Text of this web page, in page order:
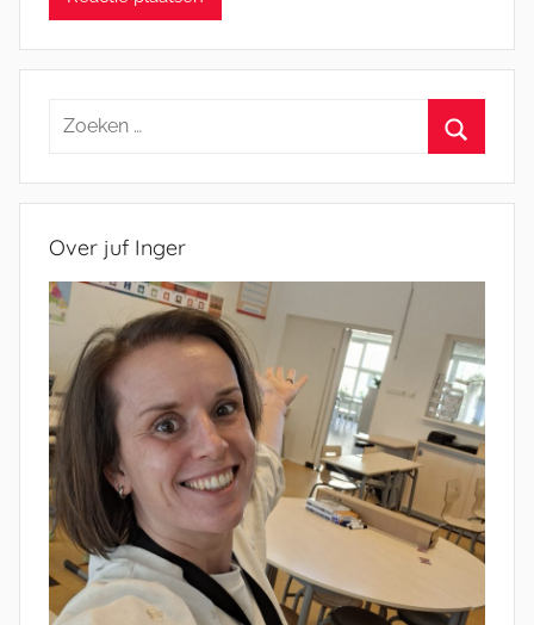
Zoeken
Over juf Inger